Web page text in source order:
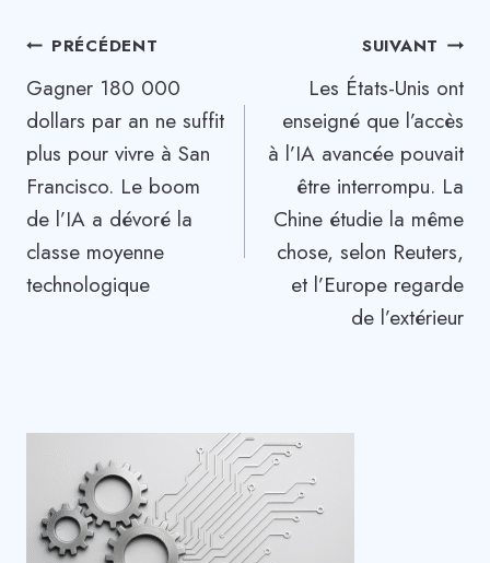
Navigation
de
l’article
PRÉCÉDENT
Gagner 180 000
dollars par an ne suffit
plus pour vivre à San
Francisco. Le boom
de l’IA a dévoré la
classe moyenne
technologique
SUIVANT
Les États-Unis ont
enseigné que l’accès
à l’IA avancée pouvait
être interrompu. La
Chine étudie la même
chose, selon Reuters,
et l’Europe regarde
de l’extérieur